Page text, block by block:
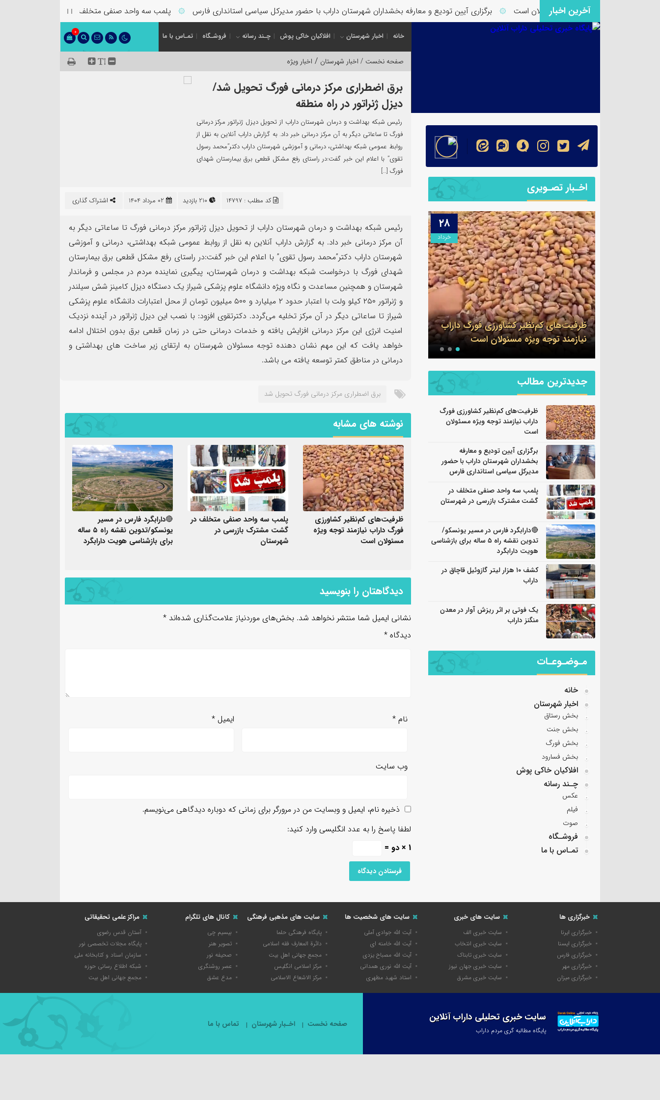
آخرین اخبار
داراب نیازمند توجه ویژه مسئولان است ۞ برگزاری آیین تودیع و معارفه بخشداران شهرستان داراب با حضور مدیرکل سیاسی استانداری فارس ۞ پلمب سه واحد صنفی متخلف در گشت مشترک بازرسی در
خانه اخبار شهرستان افلاکیان خاکی پوش چـند رسانه فروشـگاه تمـاس با ما 0
صفحه نخست / اخبار شهرستان / اخبار ویژه
برق اضطراری مرکز درمانی فورگ تحویل شد/
دیزل ژنراتور در راه منطقه
رئیس شبکه بهداشت و درمان شهرستان داراب از تحویل دیزل ژنراتور مرکز درمانی
فورگ تا ساعاتی دیگر به آن مرکز درمانی خبر داد. به گزارش داراب آنلاین به نقل از
روابط عمومی شبکه بهداشتی، درمانی و آموزشی شهرستان داراب دکتر”محمد رسول
تقوی” با اعلام این خبر گفت:در راستای رفع مشکل قطعی برق بیمارستان شهدای
فورگ […]
اشتراک گذاری کد مطلب : 14797
رئیس شبکه بهداشت و درمان شهرستان داراب از تحویل دیزل ژنراتور مرکز درمانی فورگ تا ساعاتی دیگر به
آن مرکز درمانی خبر داد. به گزارش داراب آنلاین به نقل از روابط عمومی شبکه بهداشتی، درمانی و آموزشی
شهرستان داراب دکتر”محمد رسول تقوی” با اعلام این خبر گفت:در راستای رفع مشکل قطعی برق بیمارستان
شهدای فورگ با درخواست شبکه بهداشت و درمان شهرستان، پیگیری نماینده مردم در مجلس و فرماندار
شهرستان و همچنین مساعدت و نگاه ویژه دانشگاه علوم پزشکی شیراز یک دستگاه دیزل کامینز شش سیلندر
و ژنراتور ۲۵٠ کیلو ولت با اعتبار حدود ۲ میلیارد و ۵٠٠ میلیون تومان از محل اعتبارات دانشگاه علوم پزشکی
شیراز تا ساعاتی دیگر در آن مرکز تخلیه می‌گردد. دکترتقوی افزود: با نصب این دیزل ژنراتور در آینده نزدیک
امنیت انرژی این مرکز درمانی افزایش یافته و خدمات درمانی حتی در زمان قطعی برق بدون اختلال ادامه
خواهد یافت که این مهم نشان دهنده توجه مسئولان شهرستان به ارتقای زیر ساخت های بهداشتی و
درمانی در مناطق کمتر توسعه یافته می باشد.
برق اضطراری مرکز درمانی فورگ تحویل شد
نوشته های مشابه
ظرفیت‌های کم‌نظیر کشاورزی
فورگ داراب نیازمند توجه ویژه
مسئولان است
پلمب سه واحد صنفی متخلف در
گشت مشترک بازرسی در
شهرستان
🔴دارابگرد فارس در مسیر
یونسکو/تدوین نقشه راه ۵ ساله
برای بازشناسی هویت دارابگرد
دیدگاهتان را بنویسید
نشانی ایمیل شما منتشر نخواهد شد. بخش‌های موردنیاز علامت‌گذاری شده‌اند *
دیدگاه *
نام* ایمیل *
وب‌ سایت
ذخیره نام، ایمیل و وبسایت من در مرورگر برای زمانی که دوباره دیدگاهی می‌نویسم.
لطفا پاسخ را به عدد انگلیسی وارد کنید:
1 × دو =
اخـبار تصـویری
۲۸
خرداد
ظرفیت‌های کم‌نظیر کشاورزی فورگ داراب
نیازمند توجه ویژه مسئولان است
۰۹
اردیبهشت
برگزاری آیین تودیع و معارفه بخشداران
شهرستان داراب با حضور مدیرکل سیاسی
استانداری فارس
۰۹
اردیبهشت
پلمب سه واحد صنفی متخلف در گشت
مشترک بازرسی در شهرستان
ظرفیت‌های کم‌نظیر
جدیدترین مطالب
ظرفیت‌های کم‌نظیر کشاورزی فورگ
داراب نیازمند توجه ویژه مسئولان
است
برگزاری آیین تودیع و معارفه
بخشداران شهرستان داراب با حضور
مدیرکل سیاسی استانداری فارس
پلمب سه واحد صنفی متخلف در
گشت مشترک بازرسی در شهرستان
🔴دارابگرد فارس در مسیر یونسکو/
تدوین نقشه راه ۵ ساله برای بازشناسی
هویت دارابگرد
کشف ۱۰ هزار لیتر گازوئیل قاچاق در
داراب
یک فوتی بر اثر ریزش آوار در معدن
منگنز داراب
مـوضـوعـات
خانه
اخبار شهرستان
بخش رستاق
بخش جنت
بخش فورگ
بخش فسارود
افلاکیان خاکی پوش
چـند رسانه
عکس
فیلم
صوت
فروشـگاه
تمـاس با ما
خبرگزاری ها
خبرگزاری ایرنا
خبرگزاری ایسنا
خبرگزاری فارس
خبرگزاری مهر
خبرگزاری میزان
سایت های خبری
سایت خبری الف
سایت خبری انتخاب
سایت خبری تابناک
سایت خبری جهان نیوز
سایت خبری مشرق
سایت های شخصیت ها
آیت الله جوادی آملی
آیت الله خامنه ای
آیت الله مصباح یزدی
آیت الله نوری همدانی
استاد شهید مطهری
سایت های مذهبی فرهنگی
پایگاه فرهنگی حلما
دائرة المعارف فقه اسلامی
مجمع جهانی اهل بیت
مرکز اسلامی انگلیس
مرکز الاشعاع الاسلامی
کانال های تلگرام
بیسیم چی
تصویر هنر
صحیفه نور
عصر روشنگری
مدع عشق
مراکز علمی تحقیقاتی
آستان قدس رضوی
پایگاه مجلات تخصصی نور
سازمان اسناد و کتابخانه ملی
شبکه اطلاع رسانی حوزه
مجمع جهانی اهل بیت
سایت خبری تحلیلی داراب آنلاین
پایگاه مطالبه گری مردم داراب
صفحه نخست اخـبار شهرستان تماس با ما